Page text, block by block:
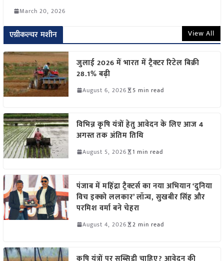
March 20, 2026
एग्रीकल्चर मशीन View All
जुलाई 2026 में भारत में ट्रैक्टर रिटेल बिक्री
28.1% बढ़ी
August 6, 2026 5 min read
विभिन्न कृषि यंत्रों हेतु आवेदन के लिए आज 4
अगस्त तक अंतिम तिथि
August 5, 2026 1 min read
पंजाब में महिंद्रा ट्रैक्टर्स का नया अभियान ‘दुनिया
विच इक्को ललकार’ लॉन्च, सुखबीर सिंह और
परमिश वर्मा बने चेहरा
August 4, 2026 2 min read